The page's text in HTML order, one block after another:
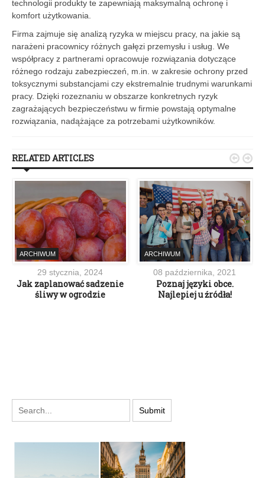
technologii produkty te zapewniają maksymalną ochronę i
komfort użytkowania.
Firma zajmuje się analizą ryzyka w miejscu pracy, na jakie są
narażeni pracownicy różnych gałęzi przemysłu i usług. We
współpracy z partnerami opracowuje rozwiązania dotyczące
różnego rodzaju zabezpieczeń, m.in. w zakresie ochrony przed
toksycznymi substancjami czy ekstremalnie trudnymi warunkami
pracy. Dzięki rozeznaniu w obszarze konkretnych ryzyk
zagrażających bezpieczeństwu w firmie powstają optymalne
rozwiązania, nadążające za potrzebami użytkowników.
RELATED ARTICLES
ARCHIWUM
29 stycznia, 2024
Jak zaplanować sadzenie
śliwy w ogrodzie
ARCHIWUM
08 października, 2021
Poznaj języki obce.
Najlepiej u źródła!
 